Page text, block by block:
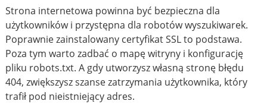
Strona internetowa powinna być bezpieczna dla
użytkowników i przystępna dla robotów wyszukiwarek.
Poprawnie zainstalowany certyfikat SSL to podstawa.
Poza tym warto zadbać o mapę witryny i konfigurację
pliku robots.txt. A gdy utworzysz własną stronę błędu
404, zwiększysz szanse zatrzymania użytkownika, który
trafił pod nieistniejący adres.